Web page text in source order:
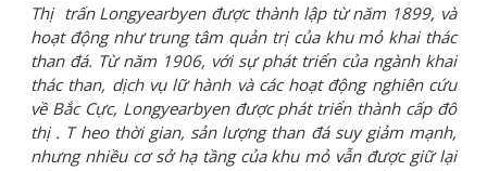
Thị trấn Longyearbyen được thành lập từ năm 1899, và
hoạt động như trung tâm quản trịcủa khu mỏ khai thác
than đá. Từ năm 1906, với sự phát triển của ngành khai
thác than, dịch vụ lữ hành và các hoạt động nghiên cứu
về Bắc Cực, Longyearbyen được phát triển thành cấp đô
thị. T heo thời gian, sản lượng than đá suy giảm mạnh,
nhưng nhiều cơ sở hạ tầng của khu mỏ vẫn được giữ lại